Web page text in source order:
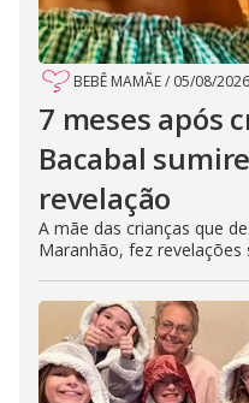
BEBÊ MAMÃE/ 05/08/2026
7 meses após
Bacabal
revelação
A mãe das crianças que
Maranhão, fez revelações